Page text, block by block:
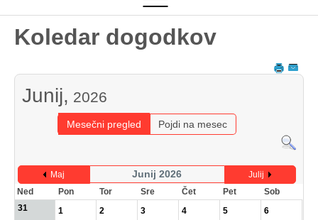
Koledar dogodkov
Junij, 2026
Mesečni pregled Pojdi na mesec
Maj Junij 2026
Julij
Ned
Pon Tor Sre Čet Pet
Sob
31
1 2 3 4 5 6